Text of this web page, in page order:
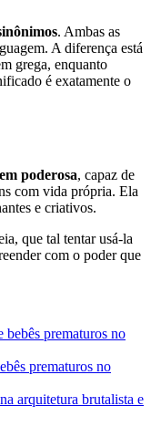
. Ambas as
A diferença está
grega, enquanto
é exatamente o
poderosa, capaz de
com vida própria. Ela
e criativos.
que tal tentar usá-la
com o poder que
prematuros no